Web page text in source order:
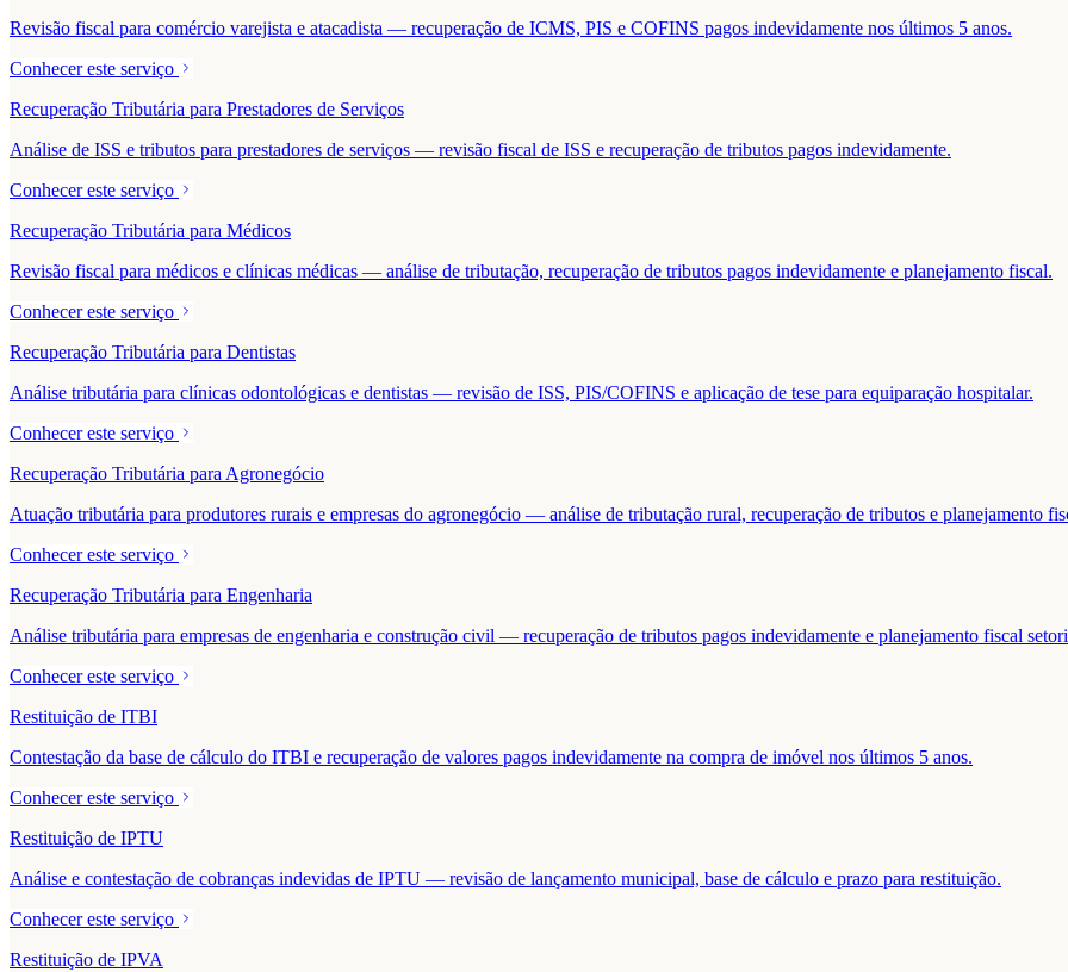
Revisão fiscal para comércio varejista e atacadista — recuperação de ICMS, PIS e COFINS pagos indevidamente nos últimos 5 anos.
Conhecer este serviço
Recuperação Tributária para Prestadores de Serviços
Análise de ISS e tributos para prestadores de serviços — revisão fiscal de ISS e recuperação de tributos pagos indevidamente.
Conhecer este serviço
Recuperação Tributária para Médicos
Revisão fiscal para médicos e clínicas médicas — análise de tributação, recuperação de tributos pagos indevidamente e planejamento fiscal.
Conhecer este serviço
Recuperação Tributária para Dentistas
Análise tributária para clínicas odontológicas e dentistas — revisão de ISS, PIS/COFINS e aplicação de tese para equiparação hospitalar.
Conhecer este serviço
Recuperação Tributária para Agronegócio
Atuação tributária para produtores rurais e empresas do agronegócio — análise de tributação rural, recuperação de tributos e planejamento
Conhecer este serviço
Recuperação Tributária para Engenharia
Análise tributária para empresas de engenharia e construção civil — recuperação de tributos pagos indevidamente e planejamento fiscal
Conhecer este serviço
Restituição de ITBI
Contestação da base de cálculo do ITBI e recuperação de valores pagos indevidamente na compra de imóvel nos últimos 5 anos.
Conhecer este serviço
Restituição de IPTU
Análise e contestação de cobranças indevidas de IPTU — revisão de lançamento municipal, base de cálculo e prazo para restituição.
Conhecer este serviço
Restituição de IPVA